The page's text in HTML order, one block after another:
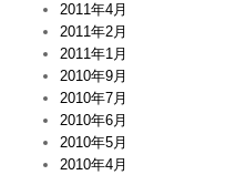
2011年4月
2011年2月
2011年1月
2010年9月
2010年7月
2010年6月
2010年5月
2010年4月